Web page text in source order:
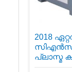
2018
സിഎൻസി
പ്ലാസ്മ